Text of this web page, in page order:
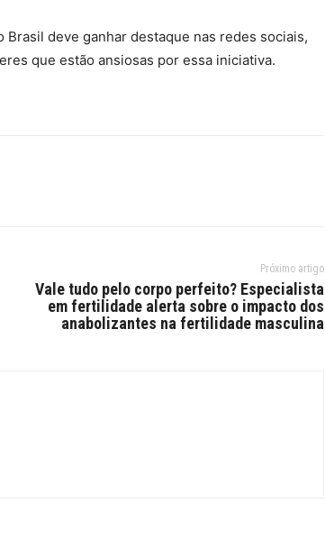
deve ganhar destaque nas redes sociais,
que estão ansiosas por essa iniciativa.
Próximo artigo
Vale tudo pelo corpo perfeito? Especialista
em fertilidade alerta sobre o impacto dos
anabolizantes na fertilidade masculina